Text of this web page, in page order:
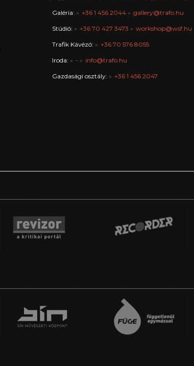
Galéria: +36 1 456 2044 gallery@trafo.hu
Stúdió: +36 70 427 3473 workshop@wsf.hu
Trafik Kávézó: +36 70 576 8055
Iroda: - info@trafo.hu
Gazdasági osztály: +36 1 456 2047